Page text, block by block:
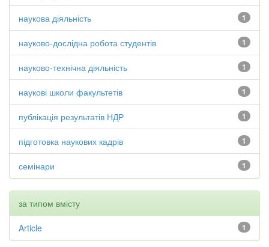
1
наукова діяльність
1
науково-дослідна робота студентів
1
науково-технічна діяльність
1
наукові школи факультетів
1
публікація результатів НДР
1
підготовка наукових кадрів
1
семінари
за типом вмісту
1
Article